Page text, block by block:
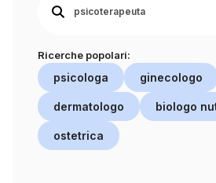
Ricerche popolari:
psicologa ginecologo
dermatologo biologo
ostetrica